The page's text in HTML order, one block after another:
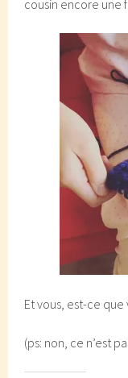
cousin encore une
Et vous, est-ce que
(ps: non, ce n’est